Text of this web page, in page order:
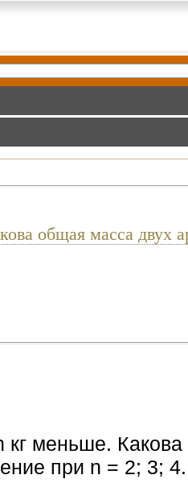
общая масса двух
кг меньше.
при n = 2; 3; 4.